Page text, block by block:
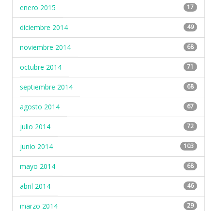
enero 2015
17
diciembre 2014 49
noviembre 2014 68
octubre 2014 71
septiembre 2014 68
agosto 2014 67
julio 2014 72
junio 2014 103
mayo 2014 68
abril 2014 46
marzo 2014 29